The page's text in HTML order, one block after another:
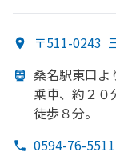
〒511-0243
桑名駅東口よ
乗車、 約２０
徒歩８分。
0594-76-5511